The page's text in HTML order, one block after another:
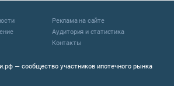
— сообщество участников ипотечного рынка
Реклама на сайте
Аудитория и статистика
Контакты